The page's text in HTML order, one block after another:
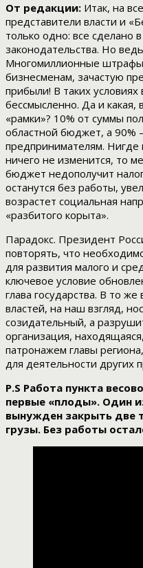
От редакции: Итак, на
представители власти и
только одно: все сделано
законодательства. Но
Многомиллионные
бизнесменам, зачастую
прибыли! В таких
бессмысленно. Да и какая,
«рамки»? 10% от суммы
областной бюджет, а 90%
предпринимателям. Нигде
ничего не изменится, то
бюджет недополучит
останутся без работы,
возрастет социальная
«разбитого корыта».
Парадокс. Президент
повторять, что
для развития малого и
ключевое условие
глава государства. В то
властей, на наш взгляд,
созидательный, а
организация,
патронажем главы
для деятельности других
P.S Работа пункта
первые «плоды». Один
вынужден закрыть две
грузы. Без работы